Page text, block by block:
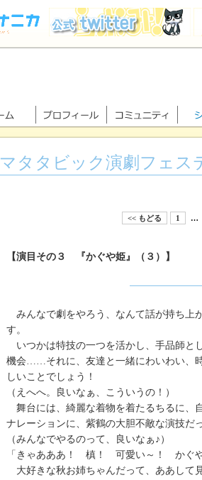
マタタビック演劇フェス
<< もどる 1 …
【演目その３ 『かぐや姫』（３）】
みんなで劇をやろう、なんて話が持ち上
す。
いつかは特技の一つを活かし、手品師と
機会……それに、友達と一緒にわいわい、
しいことでしょう！
（えへへ。良いなぁ、こういうの！）
舞台には、綺麗な着物を着たるちるに、
ナレーションに、紫鶴の大胆不敵な演技だ
（みんなでやるのって、良いなぁ♪）
「きゃあああ！ 槙！ 可愛い～！ かぐや
大好きな秋お姉ちゃんだって、ああして